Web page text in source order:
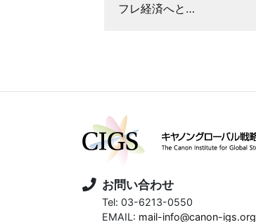
フレ経済へと…
お問い合わせ
Tel: 03-6213-0550
EMAIL: mail-info@canon-igs.org